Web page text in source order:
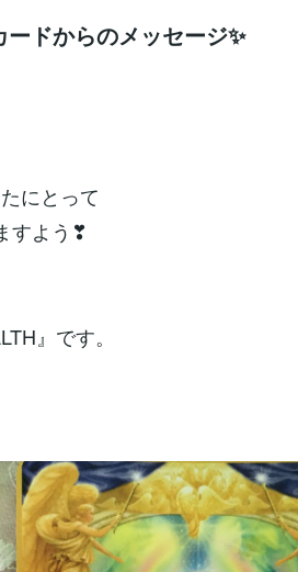
ドからのメッセージ✨
にとって
すよう❣
』です。